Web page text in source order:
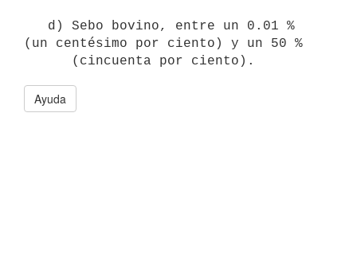
(un centésimo por ciento) y un 50 %
Ayuda